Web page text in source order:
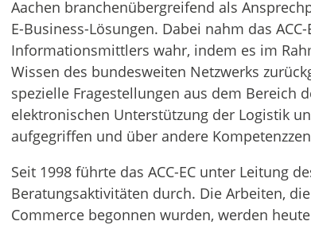
Aachen branchenübergreifend als
E-Business-Lösungen. Dabei nahm das
Informationsmittlers wahr, indem es im
Wissen des bundesweiten Netzwerks
spezielle Fragestellungen aus dem Bereich
elektronischen Unterstützung der Logistik
aufgegriffen und über andere
Seit 1998 führte das ACC-EC unter Leitung
Beratungsaktivitäten durch. Die Arbeiten,
Commerce begonnen wurden, werden